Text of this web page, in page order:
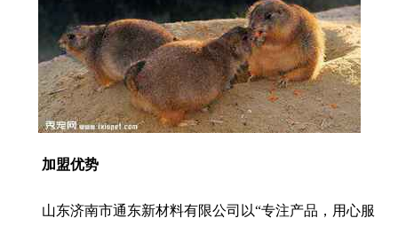
加盟优势
山东济南市通东新材料有限公司以“专注产品，用心服